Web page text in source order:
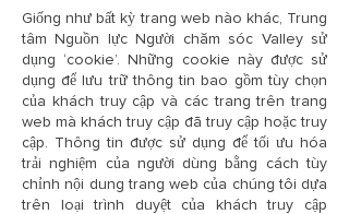
Giống như bất kỳ trang web nào khác, Trung
tâm Nguồn lực Người chăm sóc Valley sử
dụng ‘cookie’. Những cookie này được sử
dụng để lưu trữ thông tin bao gồm tùy chọn
của khách truy cập và các trang trên trang
web mà khách truy cập đã truy cập hoặc truy
cập. Thông tin được sử dụng để tối ưu hóa
trải nghiệm của người dùng bằng cách tùy
chỉnh nội dung trang web của chúng tôi dựa
trên loại trình duyệt của khách truy cập